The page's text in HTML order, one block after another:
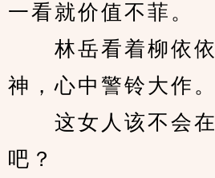
一看就价值不菲。
林岳看着柳依依
神，心中警铃大作。
这女人该不会在
吧？